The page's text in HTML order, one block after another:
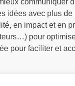
communiquer
idées avec plus
en impact et en
pour
pour faciliter et